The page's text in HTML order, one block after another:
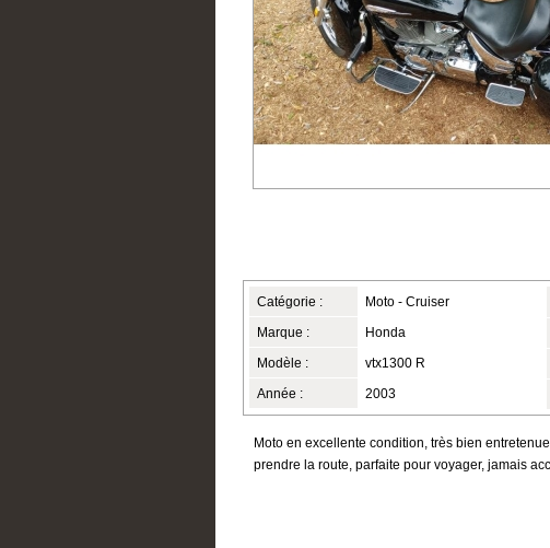
Catégorie : Moto - Cruiser
Marque : Honda
Modèle : vtx1300 R
Année : 2003
Moto en excellente condition, très bien
prendre la route, parfaite pour voyager, jamais